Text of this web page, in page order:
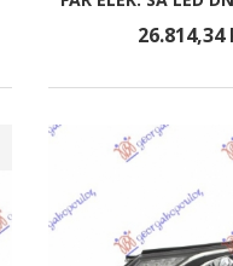
26.814,34